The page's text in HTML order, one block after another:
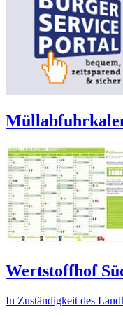
Wertstoffhof
In Zuständigkeit des